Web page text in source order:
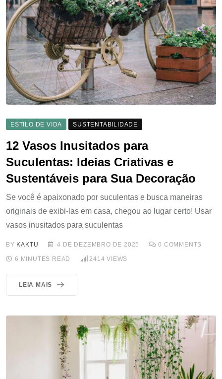
ESTILO DE VIDA SUSTENTABILIDADE
12 Vasos Inusitados para
Suculentas: Ideias Criativas e
Sustentáveis para Sua Decoração
Se você é apaixonado por suculentas e busca maneiras
originais de exibi-las em casa, chegou ao lugar certo! Usar
vasos inusitados para suculentas
BY KAKTU 4 DE DEZEMBRO DE 2025 0 COMMENTS
6 MINUTES READ 2414 VIEWS
LEIA MAIS